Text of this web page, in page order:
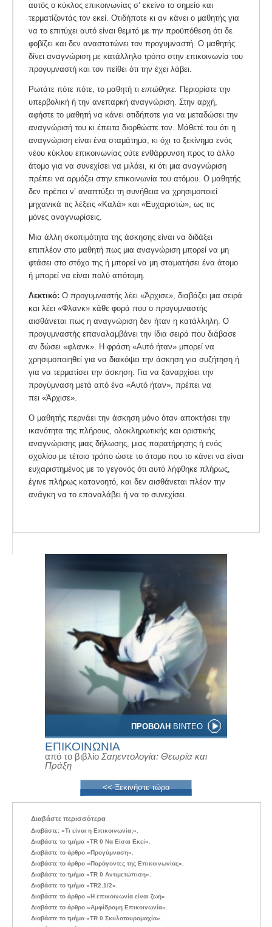
ΠΡΟΒΟΛΗ ΒΙΝΤΕΟ
ΕΠΙΚΟΙΝΩΝΙΑ
από το βιβλίο Σαηεντολογία: Θεωρία και
Πράξη
<< Ξεκινήστε τώρα
αυτός ο κύκλος επικοινωνίας σ’ εκείνο το σημείο και
τερματίζοντάς τον εκεί. Οτιδήποτε κι αν κάνει ο μαθητής για
να το επιτύχει αυτό είναι θεμιτό με την προϋπόθεση ότι δε
φοβίζει και δεν αναστατώνει τον προγυμναστή. Ο μαθητής
δίνει αναγνώριση με κατάλληλο τρόπο στην επικοινωνία του
προγυμναστή και τον πείθει ότι την έχει λάβει.
Ρωτάτε πότε πότε, το μαθητή τι ειπώθηκε.
Περιορίστε την
υπερβολική ή την ανεπαρκή αναγνώριση. Στην αρχή,
αφήστε το μαθητή να κάνει οτιδήποτε για να μεταδώσει την
αναγνώρισή του κι έπειτα διορθώστε τον. Μάθετέ του ότι η
αναγνώριση είναι ένα σταμάτημα, κι όχι το ξεκίνημα ενός
νέου κύκλου επικοινωνίας ούτε ενθάρρυνση προς το άλλο
άτομο για να συνεχίσει να μιλάει, κι ότι μια αναγνώριση
πρέπει να αρμόζει στην επικοινωνία του ατόμου. Ο μαθητής
δεν πρέπει ν’ αναπτύξει τη συνήθεια να χρησιμοποιεί
μηχανικά τις λέξεις «Καλά» και «Ευχαριστώ», ως τις
μόνες αναγνωρίσεις.
Μια άλλη σκοπιμότητα της άσκησης είναι να διδάξει
επιπλέον στο μαθητή πως μια αναγνώριση μπορεί να μη
φτάσει στο στόχο της ή μπορεί να μη σταματήσει ένα άτομο
ή μπορεί να είναι πολύ απότομη.
Λεκτικό: Ο προγυμναστής λέει «Άρχισε», διαβάζει μια σειρά
και λέει «Φλανκ» κάθε φορά που ο προγυμναστής
αισθάνεται πως η αναγνώριση δεν ήταν η κατάλληλη. Ο
προγυμναστής επαναλαμβάνει την ίδια σειρά που διάβασε
αν δώσει «φλανκ». Η φράση «Αυτό ήταν» μπορεί να
χρησιμοποιηθεί για να διακόψει την άσκηση για συζήτηση ή
για να τερματίσει την άσκηση. Για να ξαναρχίσει την
προγύμναση μετά από ένα «Αυτό ήταν», πρέπει να
πει «Άρχισε».
Ο μαθητής περνάει την άσκηση μόνο όταν αποκτήσει την
ικανότητα της πλήρους, ολοκληρωτικής και οριστικής
αναγνώρισης μιας δήλωσης, μιας παρατήρησης ή ενός
σχολίου με τέτοιο τρόπο ώστε το άτομο που το κάνει να είναι
ευχαριστημένος με το γεγονός ότι αυτό λήφθηκε πλήρως,
έγινε πλήρως κατανοητό, και δεν αισθάνεται πλέον την
ανάγκη να το επαναλάβει ή να το συνεχίσει.
Διαβάστε περισσότερα
Διαβάστε: «Τι είναι η Επικοινωνία;».
Διαβάστε το τμήμα «TR 0 Να Είσαι Εκεί».
Διαβάστε το άρθρο «Προγύμναση».
Διαβάστε το άρθρο «Παράγοντες της Επικοινωνίας».
Διαβάστε το τμήμα «TR 0 Αντιμετώπιση».
Διαβάστε το τμήμα «TR2.1/2».
Διαβάστε το άρθρο «Η επικοινωνία είναι ζωή».
Διαβάστε το άρθρο «Αμφίδρομη Επικοινωνία».
Διαβάστε το τμήμα «TR 0 Σκυλοταυρομαχία».